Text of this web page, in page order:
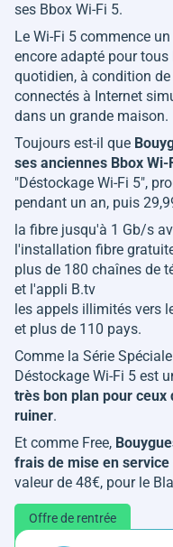
ses Bbox Wi-Fi 5.
Le Wi-Fi 5 commence
encore adapté pour
quotidien, à condition
connectés à Internet
dans un grande maison.
Toujours est-il que
ses anciennes Bbox Wi-
"Déstockage Wi-Fi 5",
pendant un an, puis
la fibre jusqu'à 1 Gb/s
l'installation fibre
plus de 180 chaînes de
et l'appli B.tv
les appels illimités vers
et plus de 110 pays.
Comme la Série
Déstockage Wi-Fi 5 est
très bon plan pour
ruiner.
Et comme Free,
frais de mise en
valeur de 48€, pour le
Offre de rentrée